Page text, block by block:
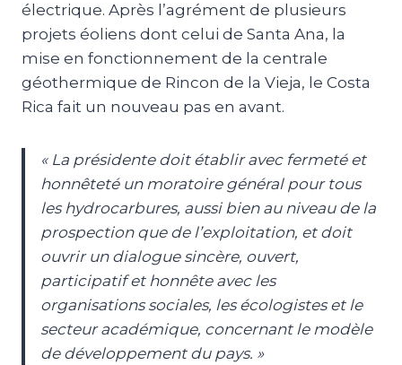
électrique. Après l’agrément de plusieurs
projets éoliens dont celui de Santa Ana, la
mise en fonctionnement de la centrale
géothermique de Rincon de la Vieja, le Costa
Rica fait un nouveau pas en avant.
« La présidente doit établir avec fermeté et
honnêteté un moratoire général pour tous
les hydrocarbures, aussi bien au niveau de la
prospection que de l’exploitation, et doit
ouvrir un dialogue sincère, ouvert,
participatif et honnête avec les
organisations sociales, les écologistes et le
secteur académique, concernant le modèle
de développement du pays. »